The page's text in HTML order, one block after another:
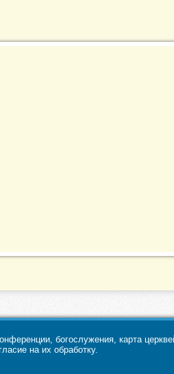
богослужения, карта
на их обработку.